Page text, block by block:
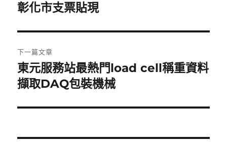
導
覽
一
文
章:
彰化市支票貼現
下一篇文章
下
一
文
東元服務站最熱門load cell稱重資料
擷取DAQ包裝機械